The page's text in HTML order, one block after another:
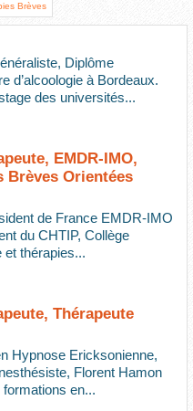
Brèves
Diplôme
d’alcoologie à Bordeaux.
des universités...
EMDR-IMO,
Brèves Orientées
de France EMDR-IMO
du CHTIP, Collège
et thérapies...
Thérapeute
Hypnose Ericksonienne,
Florent Hamon
en...